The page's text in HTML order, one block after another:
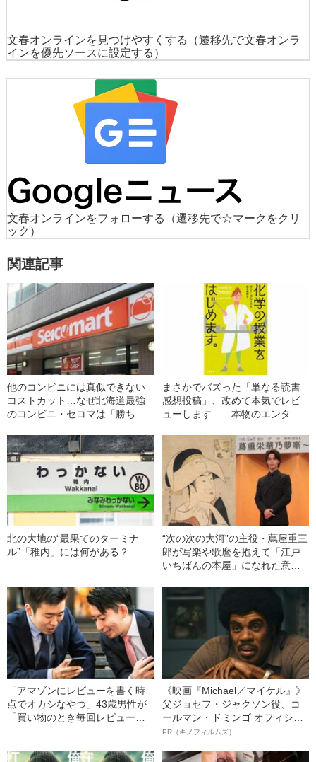
文春オンラインを見つけやすくする
（遷移先で文春オンラ
インを優先ソースに設定する）
文春オンラインをフォローする
（遷移先で☆マークをクリ
ック）
関連記事
他のコンビニには真似できない
コストカット…なぜ北海道最強
のコンビニ・セコマは「勝ち続
まさかでバズった「単なる読書
感想投稿」、改めて本気でレビ
ューします……本物のエンター
北の大地の“最果てのターミナ
ル”「稚内」には何がある？
“次の次の大河”の主役・蔦屋重三
郎が写楽や歌麿を抱えて「江戸
いちばんの本屋」になれた意外
ど…」
「アマゾンにレビューを書く時
点でオカシなやつ」43歳男性が
「買い物のとき毎回レビューを
《映画『Michael／マイケル』》
父ジョセフ・ジャクソン役、コ
ールマン・ドミンゴ オフィシャ
ルインタビュー“観客を魅了した
語る”《日本興収70億円突破》
PR（キノフィルムズ）